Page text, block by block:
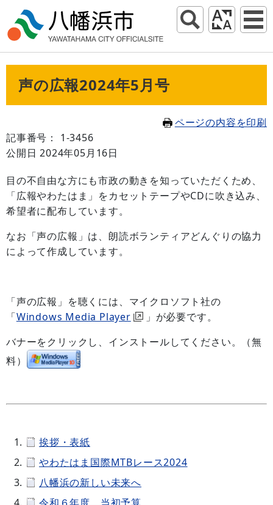
声の広報2024年5月号
ページの内容を印刷
記事番号： 1-3456
公開日 2024年05月16日
目の不自由な方にも市政の動きを知っていただくため、
「広報やわたはま」をカセットテープやCDに吹き込み、
希望者に配布しています。
なお「声の広報」は、朗読ボランティアどんぐりの協力
によって作成しています。
「声の広報」を聴くには、マイクロソフト社の
「Windows Media Player
」が必要です。
バナーをクリックし、インストールしてください。（無
料）
挨拶・表紙
やわたはま国際MTBレース2024
八幡浜の新しい未来へ